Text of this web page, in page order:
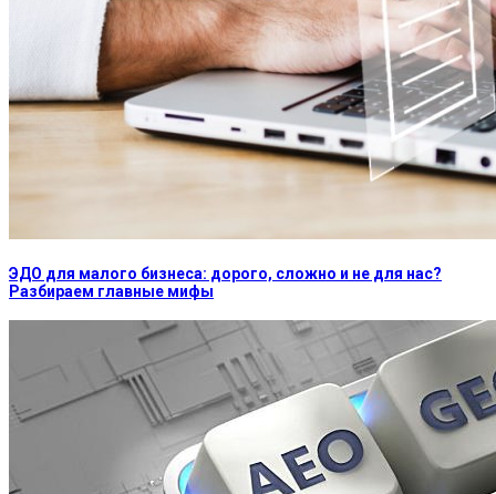
ЭДО для малого бизнеса: дорого, сложно и не для нас?
Разбираем главные мифы